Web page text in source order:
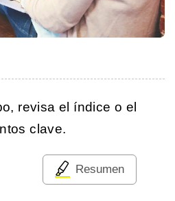
revisa el índice o el
clave.
Resumen